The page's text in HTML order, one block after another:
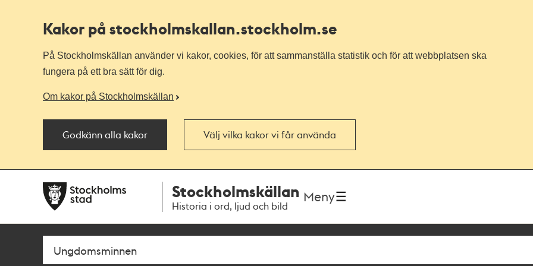
Kakor på stockholmskallan.stockholm.se
På Stockholmskällan använder vi kakor, cookies, för att sammanställa statistik och för att webbplatsen ska
fungera på ett bra sätt för dig.
Om kakor på Stockholmskällan
Godkänn alla kakor Välj vilka kakor vi får använda
navigationen
huvudinnehållet
Stockholmskällan
Historia i ord, ljud och bild
Meny
Sök